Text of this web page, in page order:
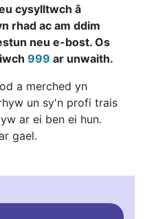
cysylltwch â
rhad ac am ddim
neu e-bost. Os
999 ar unwaith.
a merched yn
un sy'n profi trais
ar ei ben ei hun.
gael.